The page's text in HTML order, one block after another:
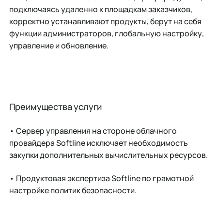
подключаясь удаленно к площадкам заказчиков,
корректно устанавливают продукты, берут на себя
функции администраторов, глобальную настройку,
управление и обновление.
Преимущества услуги
• Сервер управления на стороне облачного
провайдера Softline исключает необходимость
закупки дополнительных вычислительных ресурсов.
• Продуктовая экспертиза Softline по грамотной
настройке политик безопасности.